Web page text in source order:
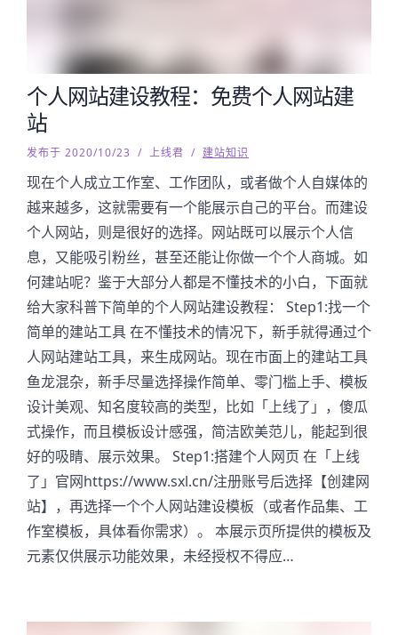
个人网站建设教程：免费个人网站建
站
发布于 2020/10/23 / 上线君 / 建站知识
现在个人成立工作室、工作团队，或者做个人自媒体的
越来越多，这就需要有一个能展示自己的平台。而建设
个人网站，则是很好的选择。网站既可以展示个人信
息，又能吸引粉丝，甚至还能让你做一个个人商城。如
何建站呢？鉴于大部分人都是不懂技术的小白，下面就
给大家科普下简单的个人网站建设教程： Step1:找一个
简单的建站工具 在不懂技术的情况下，新手就得通过个
人网站建站工具，来生成网站。现在市面上的建站工具
鱼龙混杂，新手尽量选择操作简单、零门槛上手、模板
设计美观、知名度较高的类型，比如「上线了」，傻瓜
式操作，而且模板设计感强，简洁欧美范儿，能起到很
好的吸睛、展示效果。 Step1:搭建个人网页 在「上线
了」官网https://www.sxl.cn/注册账号后选择【创建网
站】，再选择一个个人网站建设模板（或者作品集、工
作室模板，具体看你需求）。 本展示页所提供的模板及
元素仅供展示功能效果，未经授权不得应…